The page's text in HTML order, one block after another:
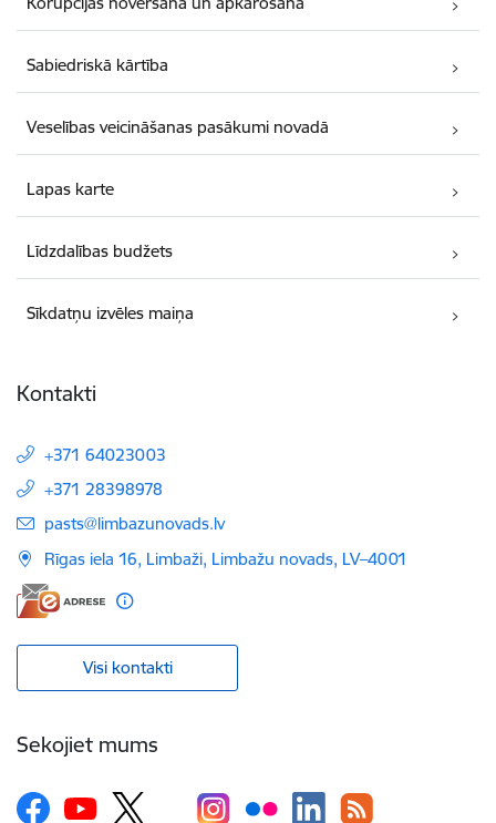
Sabiedriskā kārtība
Veselības veicināšanas pasākumi novadā
Lapas karte
Līdzdalības budžets
Sīkdatņu izvēles maiņa
Kontakti
+371 64023003
+371 28398978
E-pasts:
pasts@limbazunovads.lv
Rīgas iela 16, Limbaži, Limbažu novads, LV–4001
Visi kontakti
Sekojiet mums